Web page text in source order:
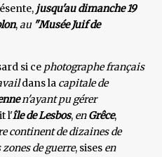
jusqu'au dimanche 19
,au "Musée Juif de
si ce photographe français
dans la capitale de
n'ayant pu gérer
l'île de Lesbos, enGrêce,
continent de dizaines de
de guerre, sises en